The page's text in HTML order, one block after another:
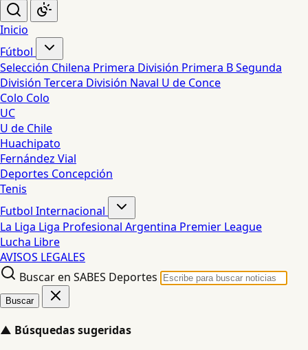
Inicio
Fútbol
Selección Chilena Primera División Primera BSegunda
División Tercera División Naval U de Conce
Colo Colo
UC
U de Chile
Huachipato
Fernández Vial
Deportes Concepción
Tenis
Futbol Internacional
La Liga Liga Profesional Argentina Premier League
Lucha Libre
AVISOS LEGALES
Buscar en SABES Deportes
Buscar
▲ Búsquedas sugeridas